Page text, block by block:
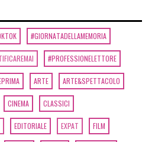
#GIORNATADELLAMEMORIA
#PROFESSIONELETTORE
ARTE ARTE&SPETTACOLO
CINEMA CLASSICI
EDITORIALE EXPAT FILM